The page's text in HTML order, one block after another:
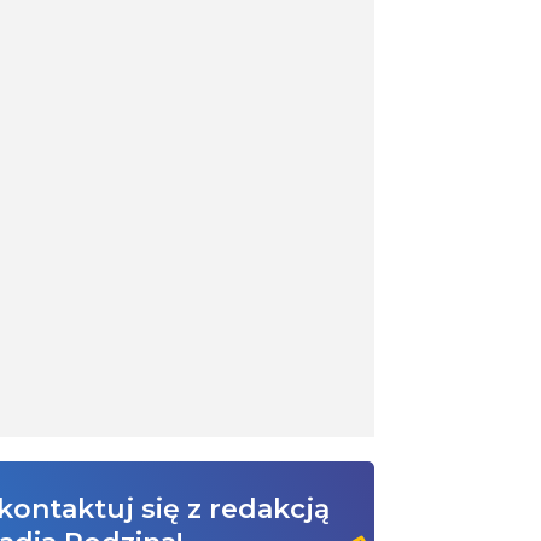
się z redakcją